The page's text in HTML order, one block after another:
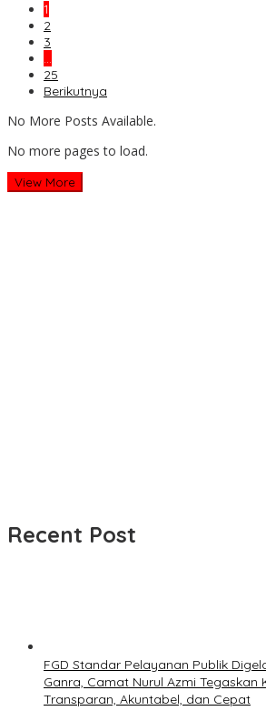
1
2
3
…
25
Berikutnya
No More Posts Available.
No more pages to load.
View More
Recent Post
FGD Standar Pelayanan Publik
Ganra, Camat Nurul Azmi Tegaskan
Transparan, Akuntabel, dan Cepat